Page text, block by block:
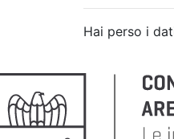
Hai perso i